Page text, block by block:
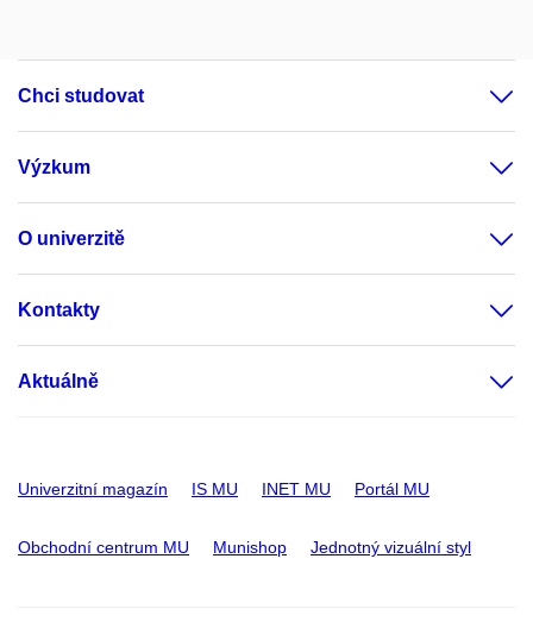
Chci studovat
Výzkum
O univerzitě
Kontakty
Aktuálně
Univerzitní magazín IS MU INET MU Portál MU
Obchodní centrum MU Munishop Jednotný vizuální styl